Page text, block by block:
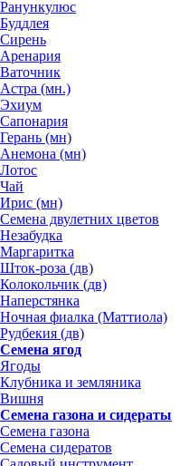
Ранункулюс
Буддлея
Сирень
Аренария
Ваточник
Астра (мн.)
Эхиум
Сапонария
Герань (мн)
Анемона (мн)
Лотос
Чай
Ирис (мн)
Семена двулетних цветов
Незабудка
Маргаритка
Шток-роза (дв)
Колокольчик (дв)
Наперстянка
Ночная фиалка (Маттиола)
Рудбекия (дв)
Семена ягод
Ягоды
Клубника и земляника
Вишня
Семена газона и сидераты
Семена газона
Семена сидератов